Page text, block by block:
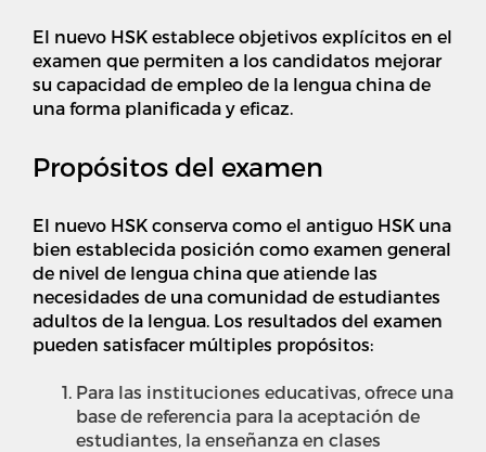
El nuevo HSK establece objetivos explícitos en el
examen que permiten a los candidatos mejorar
su capacidad de empleo de la lengua china de
una forma planificada y eficaz.
Propósitos del examen
El nuevo HSK conserva como el antiguo HSK una
bien establecida posición como examen general
de nivel de lengua china que atiende las
necesidades de una comunidad de estudiantes
adultos de la lengua. Los resultados del examen
pueden satisfacer múltiples propósitos:
Para las instituciones educativas, ofrece una
base de referencia para la aceptación de
estudiantes, la enseñanza en clases